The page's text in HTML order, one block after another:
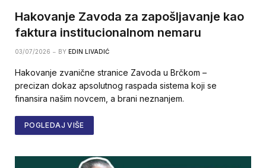
Hakovanje Zavoda za zapošljavanje kao
faktura institucionalnom nemaru
03/07/2026 BY EDIN LIVADIĆ
Hakovanje zvanične stranice Zavoda u Brčkom –
precizan dokaz apsolutnog raspada sistema koji se
finansira našim novcem, a brani neznanjem.
POGLEDAJ VIŠE